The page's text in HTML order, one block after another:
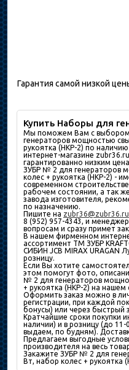
Гарантия самой низкой
Купить Наборы для
Мы поможем Вам с
генераторов мощностью
рукоятка (НКР-2) по
интернет-магазине
гарантированно низким
ЗУБР № 2 для генераторов
колес + рукоятка (НКР-2) -
современном
рабочем состоянии, а так
завода изготовителя,
по назначению.
Пишите на zubr36@zubr36.ru
8 (952) 957-4343, и
вопросам и сразу примет
В нашем фирменном
ассортимент ТМ ЗУБР
СИБИН JCB MIRAX URAGAN
розницу.
Если Вы хотите
этом помогут фото,
№ 2 для генераторов
+ рукоятка (НКР-2) на нашем
Оформить заказ можно в
регистрации, при каждой
бонусы) или через быстрый
Кратчайшие сроки покупки
наличии) и в розницу (до
выдаем, по будням).
Предлагаем выгодные
производителя на весь
Закажите ЗУБР № 2 для
Вт, набор колес + рукоятка